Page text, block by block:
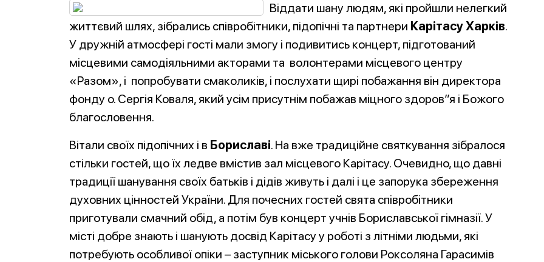
Віддати шану людям, які пройшли нелегкий
життєвий шлях, зібрались співробітники, підопічні та партнери Карітасу Харків.
У дружній атмосфері гості мали змогу і подивитись концерт, підготований
місцевими самодіяльними акторами та волонтерами місцевого центру
«Разом», і попробувати смаколиків, і послухати щирі побажання він директора
фонду о. Сергія Коваля, який усім присутнім побажав міцного здоров”я і Божого
благословення.
Вітали своїх підопічних і в Бориславі. На вже традиційне святкування зібралося
стільки гостей, що їх ледве вмістив зал місцевого Карітасу. Очевидно, що давні
традиції шанування своїх батьків і дідів живуть і далі і це запорука збереження
духовних цінностей України. Для почесних гостей свята співробітники
приготували смачний обід, а потім був концерт учнів Бориславської гімназії. У
місті добре знають і шанують досвід Карітасу у роботі з літніми людьми, які
потребують особливої опіки – заступник міського голови Роксоляна Гарасимів